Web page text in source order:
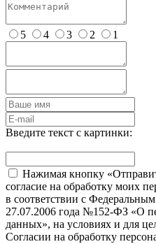
5 4 3 2 1
Введите текст с картинки:
Нажимая кнопку
согласие на обработку моих
в соответствии с
27.07.2006 года №152-ФЗ «О
данных», на условиях и для
Согласии на обработку